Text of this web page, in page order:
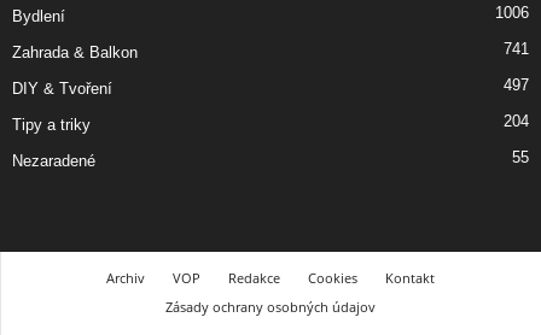
Bydlení 1006
Zahrada & Balkon 741
DIY & Tvoření 497
Tipy a triky 204
Nezaradené 55
Archiv VOP Redakce Cookies
Kontakt
Zásady ochrany osobných údajov